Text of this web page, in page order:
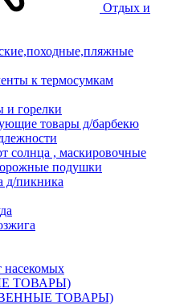
Отдых и
к термосумкам
и горелки
товары д/барбекю
солнца , маскировочные
подушки
д/пикника
насекомых
ТОВАРЫ)
ТОВАРЫ)